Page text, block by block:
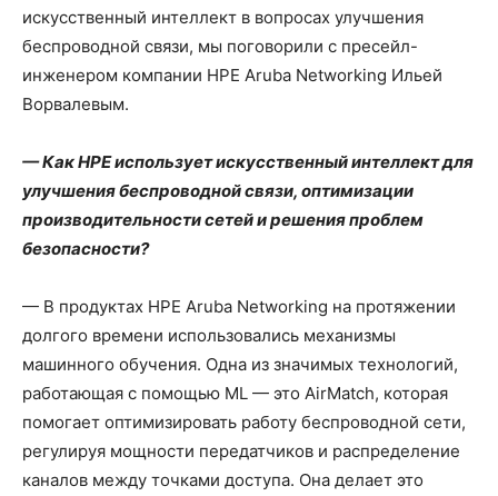
искусственный интеллект в вопросах улучшения
беспроводной связи, мы поговорили с пресейл-
инженером компании HPE Aruba Networking Ильей
Ворвалевым.
— Как HPE использует искусственный интеллект для
улучшения беспроводной связи, оптимизации
производительности сетей и решения проблем
безопасности?
— В продуктах HPE Aruba Networking на протяжении
долгого времени использовались механизмы
машинного обучения. Одна из значимых технологий,
работающая с помощью ML — это AirMatch, которая
помогает оптимизировать работу беспроводной сети,
регулируя мощности передатчиков и распределение
каналов между точками доступа. Она делает это